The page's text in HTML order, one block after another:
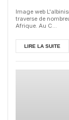
Image web
traverse de
Afrique. Au C...
LIRE LA SUITE